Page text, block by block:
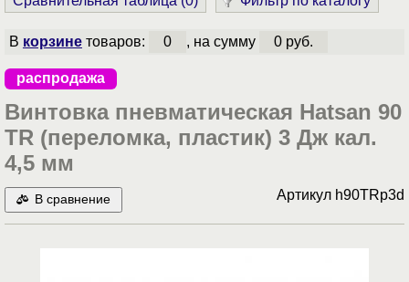
В корзинетоваров: 0 , на сумму 0 руб.
распродажа
Винтовка пневматическая Hatsan 90
TR (переломка, пластик) 3 Дж кал.
4,5 мм
В сравнение Артикул h90TRp3d